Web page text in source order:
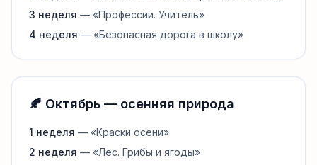
3 неделя — «Профессии. Учитель»
4 неделя — «Безопасная дорога в школу»
🍂 Октябрь — осенняя природа
1 неделя — «Краски осени»
2 неделя — «Лес. Грибы и ягоды»